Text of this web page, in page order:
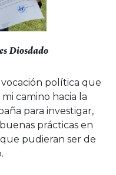
Diosdado
política que
camino hacia la
para investigar,
prácticas en
pudieran ser de